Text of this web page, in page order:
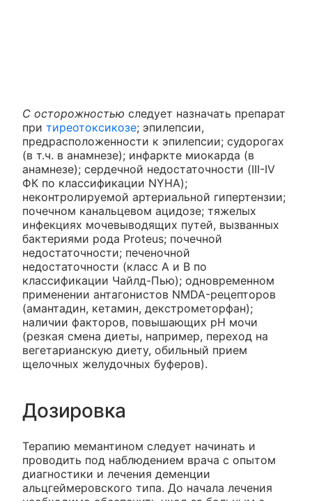
С осторожностью следует назначать препарат
при тиреотоксикозе; эпилепсии,
предрасположенности к эпилепсии; судорогах
(в т.ч. в анамнезе); инфаркте миокарда (в
анамнезе); сердечной недостаточности (III-IV
ФК по классификации NYHA);
неконтролируемой артериальной гипертензии;
почечном канальцевом ацидозе; тяжелых
инфекциях мочевыводящих путей, вызванных
бактериями рода Proteus; почечной
недостаточности; печеночной
недостаточности (класс А и В по
классификации Чайлд-Пью); одновременном
применении антагонистов NMDA-рецепторов
(амантадин, кетамин, декстрометорфан);
наличии факторов, повышающих рН мочи
(резкая смена диеты, например, переход на
вегетарианскую диету, обильный прием
щелочных желудочных буферов).
Дозировка
Терапию мемантином следует начинать и
проводить под наблюдением врача с опытом
диагностики и лечения деменции
альцгеймеровского типа. До начала лечения